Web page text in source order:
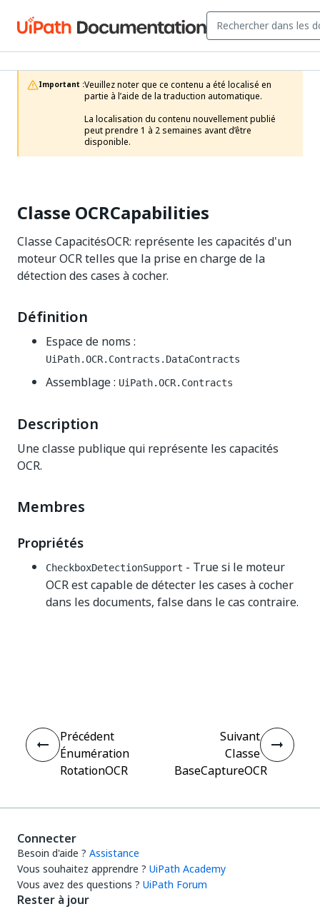
Important :Veuillez noter que ce contenu a été localisé en
partie à l’aide de la traduction automatique.
La localisation du contenu nouvellement publié
peut prendre 1 à 2 semaines avant d’être
disponible.
Classe OCRCapabilities
Classe CapacitésOCR: représente les capacités d'un
moteur OCR telles que la prise en charge de la
détection des cases à cocher.
Définition
Espace de noms :
UiPath.OCR.Contracts.DataContracts
Assemblage : UiPath.OCR.Contracts
Description
Une classe publique qui représente les capacités
OCR.
Membres
Propriétés
CheckboxDetectionSupport - True si le moteur
OCR est capable de détecter les cases à cocher
dans les documents, false dans le cas contraire.
Précédent
Énumération
RotationOCR
Suivant
Classe
BaseCaptureOCR
Connecter
Besoin d'aide ? Assistance
Vous souhaitez apprendre ? UiPath Academy
Vous avez des questions ? UiPath Forum
Rester à jour